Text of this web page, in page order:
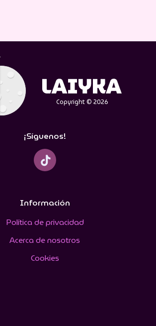
Copyright © 2026
¡Síguenos!
Información
Política de privacidad
Acerca de nosotros
Cookies